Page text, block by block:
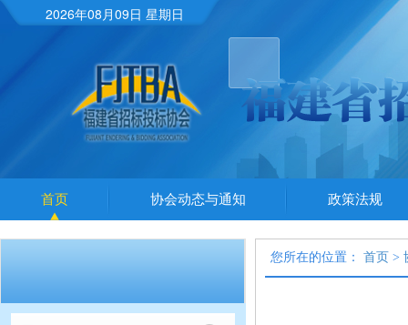
2026年08月09日 星期日
首页 协会动态与通知 政策法规
您所在的位置： 首页 >